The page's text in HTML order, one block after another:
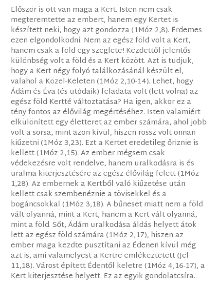
Először is ott van maga a Kert. Isten nem csak
megteremtette az embert, hanem egy Kertet is
készített neki, hogy azt gondozza (1Móz 2,8). Érdemes
ezen elgondolkodni. Nem az egész föld volt a Kert,
hanem csak a föld egy szeglete! Kezdettől jelentős
különbség volt a föld és a Kert között. Azt is tudjuk,
hogy a Kert négy folyó találkozásánál készült el,
valahol a Közel-Keleten (1Móz 2,10-14). Lehet, hogy
Ádám és Éva (és utódaik) feladata volt (lett volna) az
egész föld Kertté változtatása? Ha igen, akkor ez a
tény fontos az élővilág megértéséhez. Isten valamiért
elkülönített egy életteret az ember számára, ahol jobb
volt a sorsa, mint azon kívül, hiszen rossz volt onnan
kiűzetni (1Móz 3,23). Ezt a Kertet eredetileg őriznie is
kellett (1Móz 2,15). Az ember mégsem csak
védekezésre volt rendelve, hanem uralkodásra is és
uralma kiterjesztésére az egész élővilág felett (1Móz
1,28). Az embernek a Kertből való kiűzetése után
kellett csak szembenéznie a tövisekkel és a
bogáncsokkal (1Móz 3,18). A bűneset miatt nem a föld
vált olyanná, mint a Kert, hanem a Kert vált olyanná,
mint a föld. Sőt, Ádám uralkodása áldás helyett átok
lett az egész föld számára (1Móz 2,17), hiszen az
ember maga kezdte pusztítani az Édenen kívül még
azt is, ami valamelyest a Kertre emlékeztetett (Jel
11,18). Várost épített Édentől keletre (1Móz 4,16-17), a
Kert kiterjesztése helyett. Ez az egyik gondolatcsíra.